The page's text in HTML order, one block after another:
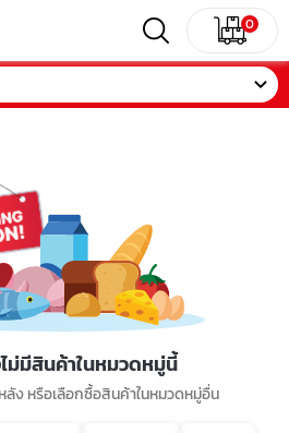
0
ม่มีสินค้าในหมวดหมู่นี้
ง หรือเลือกซื้อสินค้าในหมวดหมู่อื่น